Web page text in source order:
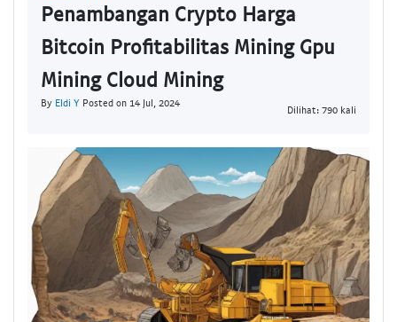
Penambangan Crypto Harga
Bitcoin Profitabilitas Mining Gpu
Mining Cloud Mining
By Eldi Y Posted on 14 Jul, 2024
Dilihat: 790 kali